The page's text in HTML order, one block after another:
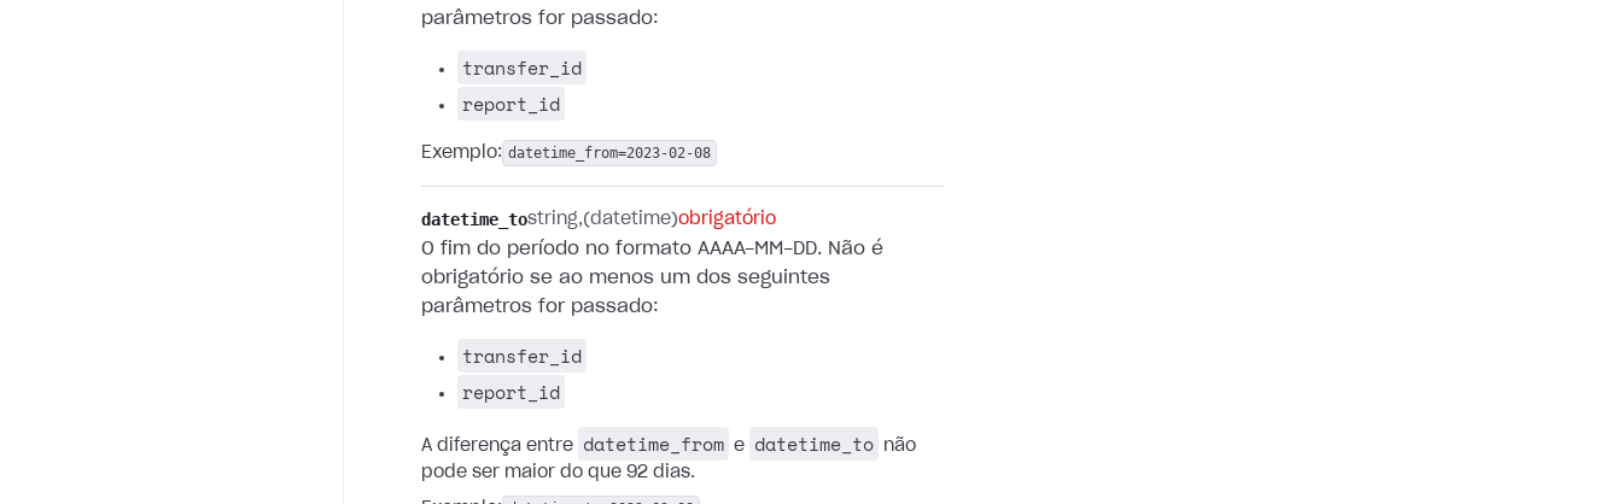
parâmetros for passado:
transfer_id
report_id
Exemplo: datetime_from=2023-02-08
datetime_tostring (datetime)obrigatório
O fim do período no formato AAAA-MM-DD. Não é
obrigatório se ao menos um dos seguintes
parâmetros for passado:
transfer_id
report_id
A diferença entre datetime_from e datetime_to
não
pode ser maior do que 92 dias.